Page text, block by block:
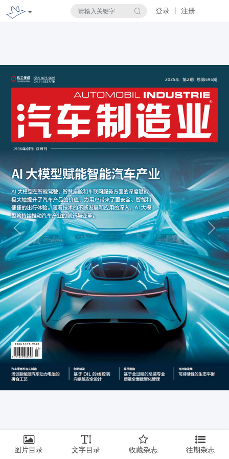
登录 丨 注册
上一页 下一
图片目录 文字目录 收藏杂志 往期杂志